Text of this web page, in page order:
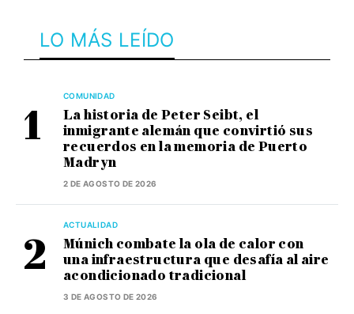
LO MÁS LEÍDO
COMUNIDAD
La historia de Peter Seibt, el
inmigrante alemán que convirtió sus
recuerdos en la memoria de Puerto
Madryn
2 DE AGOSTO DE 2026
ACTUALIDAD
Múnich combate la ola de calor con
una infraestructura que desafía al aire
acondicionado tradicional
3 DE AGOSTO DE 2026